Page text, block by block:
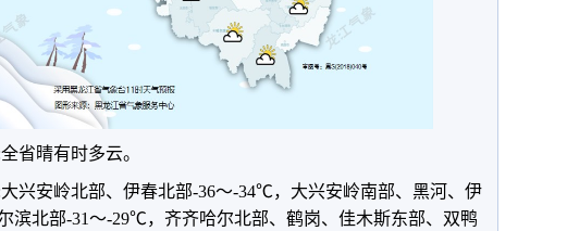
省晴有时多云。
兴安岭北部、伊春北部-36～-34℃，大兴安岭南部、黑河、伊
滨北部-31～-29℃，齐齐哈尔北部、鹤岗、佳木斯东部、双鸭